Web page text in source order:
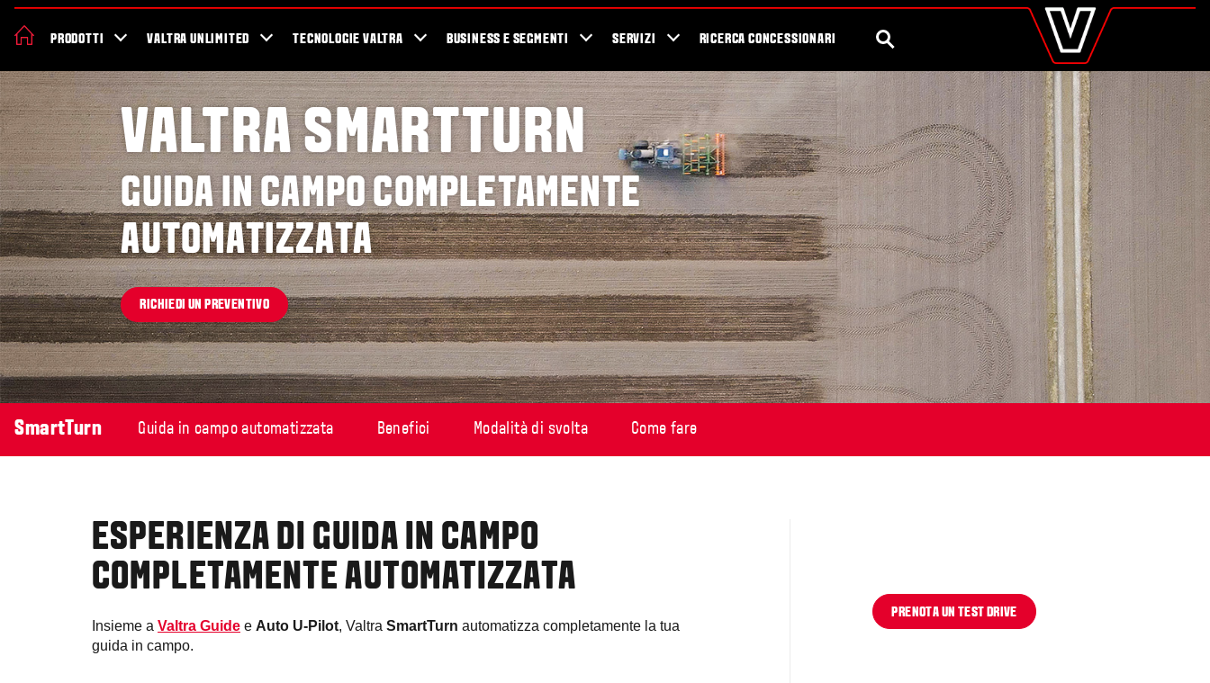
valtra.it
Austria
Belgium
Czech Republic
Denmark
Estonia
Finland
France
Germany
Hungary
Italy
Latvia
Lithuania
The Netherlands
Norway
Poland
Portugal
Slovakia
United Arab Emirates
Africa
PRODOTTI VALTRA UNLIMITED TECNOLOGIE VALTRA BUSINESS E SEGMENTI SERVIZI RICERCA CONCESSIONARI CERCA
VALTRA SMARTTURN
GUIDA IN CAMPO COMPLETAMENTE
AUTOMATIZZATA
RICHIEDI UN PREVENTIVO
SmartTurn Guida in campo automatizzata Benefici Modalità di svolta Come fare
ESPERIENZA DI GUIDA IN CAMPO
COMPLETAMENTE AUTOMATIZZATA
Insieme a Valtra Guide e Auto U-Pilot, Valtra SmartTurn automatizza completamente la tua
guida in campo.
PRENOTA UN TEST DRIVE